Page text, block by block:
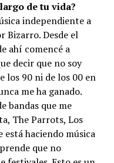
de tu vida?
independiente a
Bizarro. Desde el
ahí comencé a
decir que no soy
los 90 ni de los 00 en
me ha ganado.
bandas que me
The Parrots, Los
está haciendo música
que no